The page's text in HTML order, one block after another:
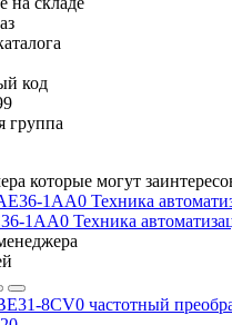
код
группа
которые могут
1AA0 Техника